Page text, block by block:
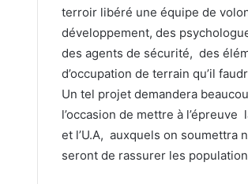
terroir libéré une équipe de
développement, des
des agents de sécurité, des
d’occupation de terrain qu’il
Un tel projet demandera
l’occasion de mettre à
et l’U.A, auxquels on soumettra
seront de rassurer les